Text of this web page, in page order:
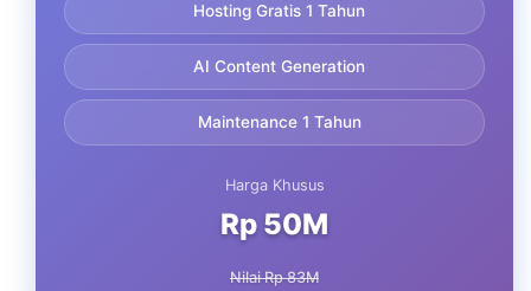
Hosting Gratis 1 Tahun
AI Content Generation
Maintenance 1 Tahun
Harga Khusus
Rp 50M
Nilai Rp 83M